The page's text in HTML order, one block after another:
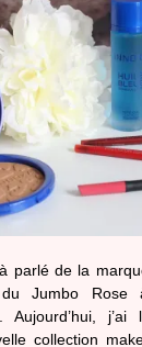
parlé de la
Jumbo Rose
Aujourd’hui,
collection